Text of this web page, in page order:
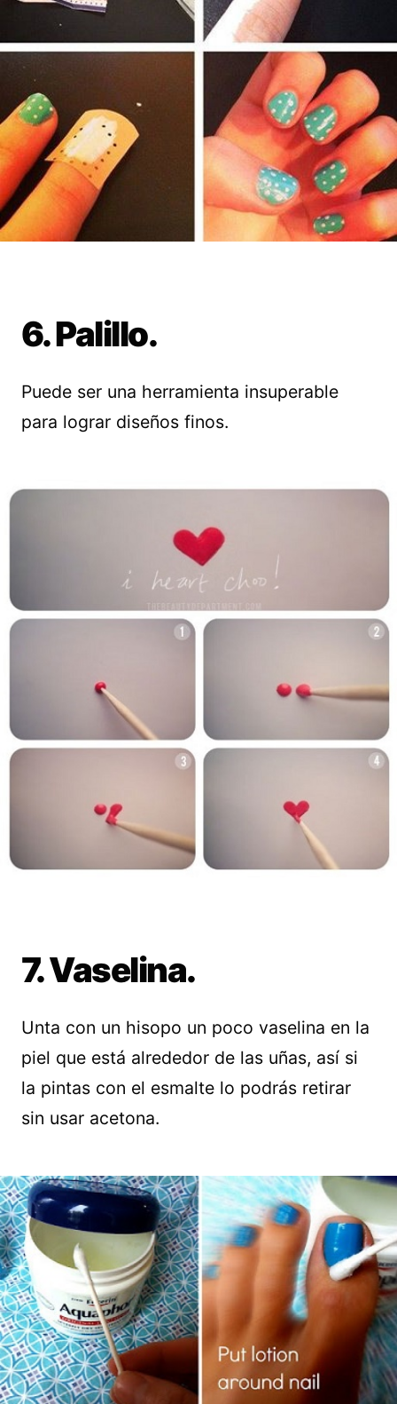
6. Palillo.
Puede ser una herramienta insuperable
para lograr diseños finos.
7. Vaselina.
Unta con un hisopo un poco vaselina en la
piel que está alrededor de las uñas, así si
la pintas con el esmalte lo podrás retirar
sin usar acetona.